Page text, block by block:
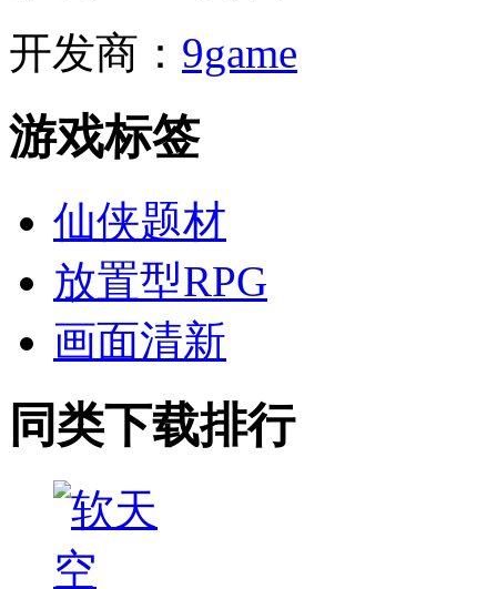
开发商： 9game
游戏标签
仙侠题材
放置型RPG
画面清新
同类下载排行